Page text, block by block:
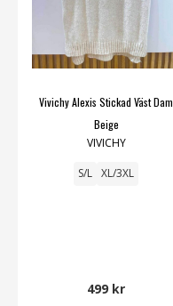
Vivichy Alexis Stickad Väst Dam
Beige
VIVICHY
S/L XL/3XL
499 kr